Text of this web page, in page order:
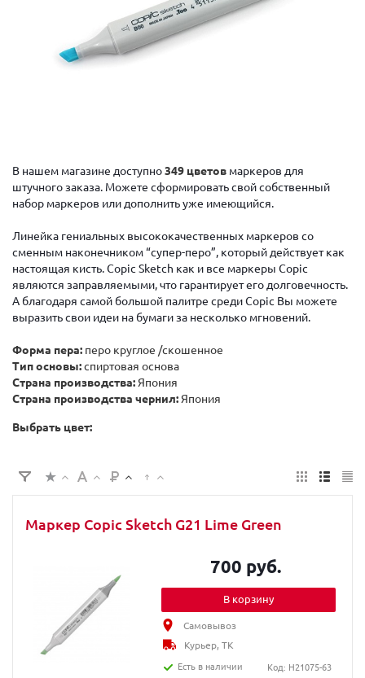
В нашем магазине доступно349 цветов маркеров для
штучного заказа. Можете сформировать свой собственный
набор маркеров или дополнить уже имеющийся.
Линейка гениальных высококачественных маркеров со
сменным наконечником “супер-перо”, который действует как
настоящая кисть. Copic Sketch как и все маркеры Copic
являются заправляемыми, что гарантирует его долговечность.
А благодаря самой большой палитре среди Copic Вы можете
выразить свои идеи на бумаги за несколько мгновений.
Форма пера: перо круглое /скошенное
Тип основы:спиртовая основа
Страна производства: Япония
Страна производства чернил: Япония
Выбрать цвет:
Маркер Copic Sketch G21 Lime Green
700 руб.
В корзину
Самовывоз
Курьер, ТК
Есть в наличии
Код: H21075-63